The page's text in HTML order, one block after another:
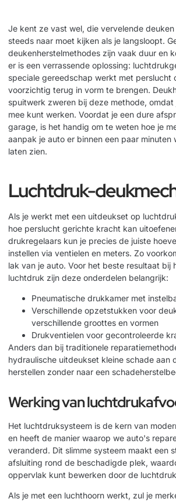
Je kent ze vast wel, die vervelende
steeds naar moet kijken als je langsloopt.
deukenherstelmethodes zijn vaak duur en
er is een verrassende oplossing:
speciale gereedschap werkt met perslucht
voorzichtig terug in vorm te brengen.
spuitwerk zweren bij deze methode, omdat
mee kunt werken. Voordat je een dure
garage, is het handig om te weten hoe je
aanpak je auto er binnen een paar minuten
laten zien.
Luchtdruk-
Als je werkt met een uitdeukset op
hoe perslucht gerichte kracht kan
drukregelaars kun je precies de juiste
instellen via ventielen en meters. Zo
lak van je auto. Voor het beste resultaat bij
luchtdruk zijn deze onderdelen belangrijk:
Pneumatische drukkamer met
Verschillende opzetstukken voor
verschillende groottes en vormen
Drukventielen voor gecontroleerde
Anders dan bij traditionele
hydraulische uitdeukset kleine schade aan
herstellen zonder naar een
Werking van
Het luchtdruksysteem is de kern van
en heeft de manier waarop we auto's
veranderd. Dit slimme systeem maakt een
afsluiting rond de beschadigde plek,
oppervlak kunt bewerken door de
Als je met een luchthoorn werkt, zul je